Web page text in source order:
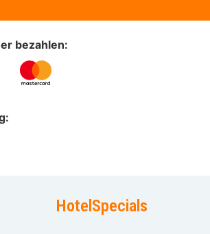
bezahlen:
HotelSpecials